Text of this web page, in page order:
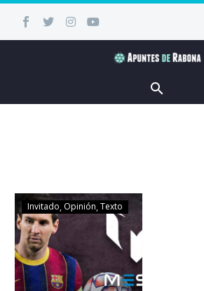
Invitado Opinión Texto